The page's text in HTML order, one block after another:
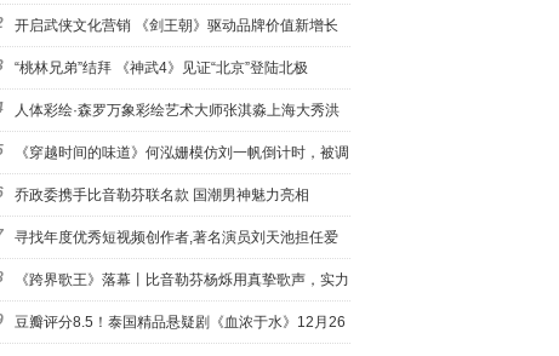
荒宇宙
开启武侠文化营销 《剑王朝》驱动品牌价值新增长
“桃林兄弟”结拜 《神武4》见证“北京”登陆北极
人体彩绘·森罗万象彩绘艺术大师张淇淼上海大秀洪
荒宇宙
《穿越时间的味道》何泓姗模仿刘一帆倒计时，被调
侃“学人
乔政委携手比音勒芬联名款 国潮男神魅力亮相
寻找年度优秀短视频创作者,著名演员刘天池担任爱
奇艺号"奇
《跨界歌王》落幕丨比音勒芬杨烁用真挚歌声，实力
圈粉!
豆瓣评分8.5！泰国精品悬疑剧《血浓于水》12月26